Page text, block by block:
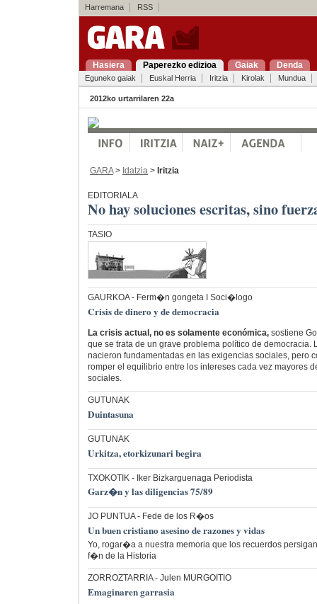
Harremana RSS
Hasiera Paperezko edizioa Gaiak Denda
Eguneko gaiak Euskal Herria Iritzia Kirolak Mundua
2012ko urtarrilaren 22a
GARA> Idatzia > Iritzia
EDITORIALA
No hay soluciones escritas, sino
TASIO
GAURKOA- Ferm�n gongeta I Soci�logo
Crisis de dinero y de democracia
La crisis actual, no es solamente económica, sostiene
que se trata de un grave problema político de democracia.
nacieron fundamentadas en las exigencias sociales, pero
romper el equilibrio entre los intereses cada vez mayores
sociales.
GUTUNAK
Duintasuna
GUTUNAK
Urkitza, etorkizunari begira
TXOKOTIK - Iker Bizkarguenaga Periodista
Garz�n y las diligencias 75/89
JO PUNTUA- Fede de los R�os
Un buen cristiano asesino de razones y vidas
Yo, rogar�a a nuestra memoria que los recuerdos
f�n de la Historia
ZORROZTARRIA- Julen MURGOITIO
Emaginaren garrasia